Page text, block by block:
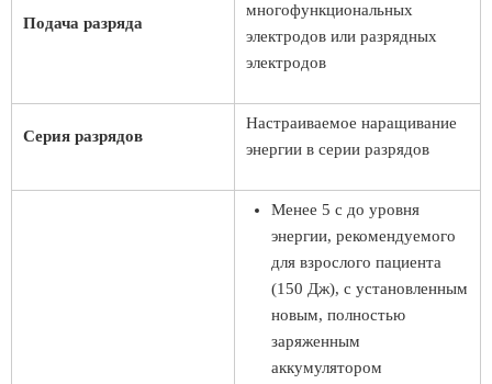
Подача разряда
многофункциональных
электродов или разрядных
электродов
Серия разрядов
Настраиваемое наращивание
энергии в серии разрядов
Менее 5 с до уровня
энергии, рекомендуемого
для взрослого пациента
(150 Дж), с установленным
новым, полностью
заряженным
аккумулятором